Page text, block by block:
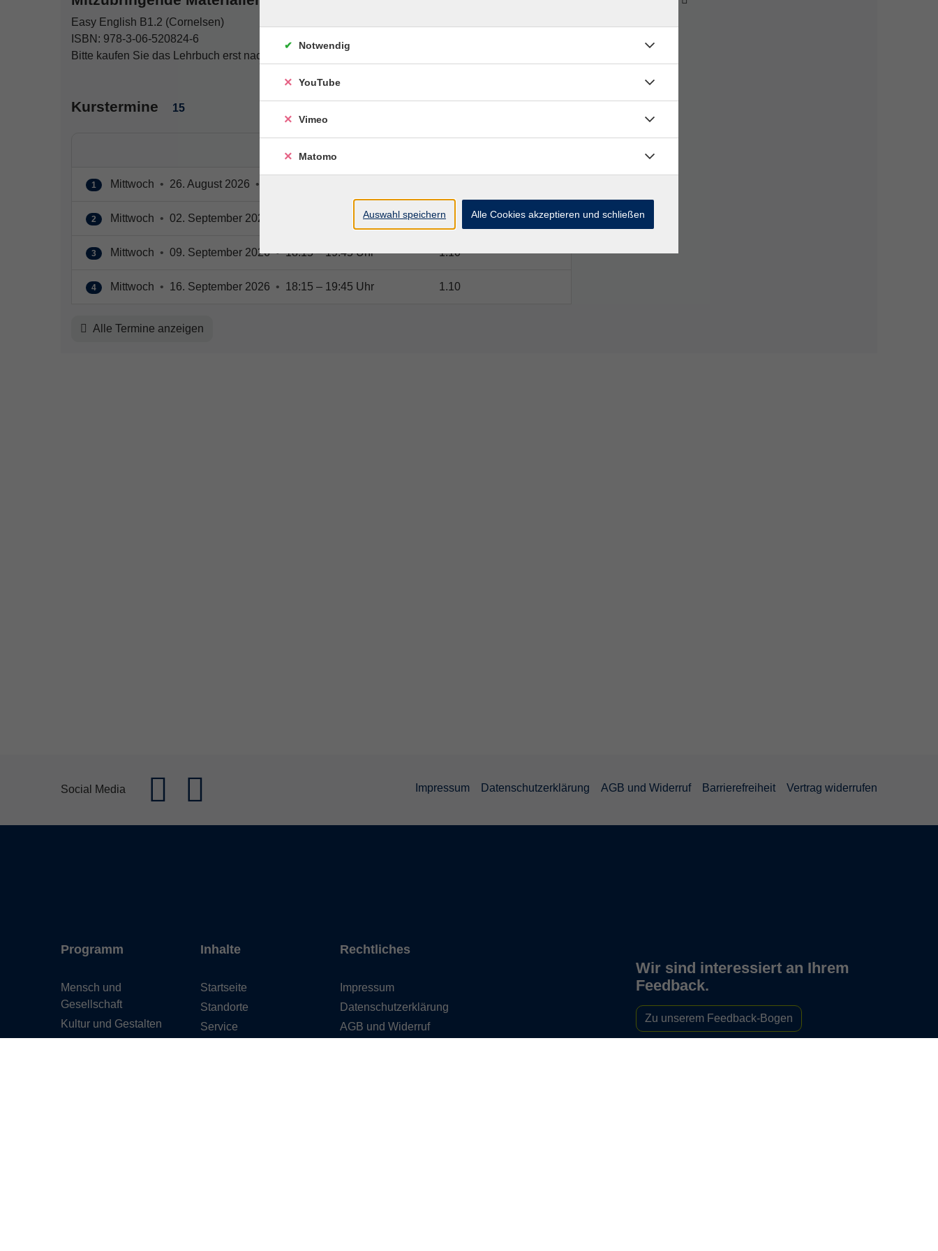
Easy English B1.2 (Cornelsen)
ISBN: 978-3-06-520824-6
Bitte kaufen Sie das Lehrbuch erst nach der ersten Veranstaltung!
Kurstermine 15
1 Mittwoch • 26. August 2026 •
2 Mittwoch • 02. September 2026 18:15 – 19:45 Uhr 1.10
3 Mittwoch • 09. September 2026 • 18:15 – 19:45 Uhr 1.10
4 Mittwoch • 16. September 2026 • 18:15 – 19:45 Uhr 1.10
Alle Termine anzeigen
Social Media Impressum Datenschutzerklärung AGB und Widerruf Barrierefreiheit Vertrag widerrufen
Programm
Mensch und
Gesellschaft
Kultur und Gestalten
Inhalte
Startseite
Standorte
Service
Rechtliches
Impressum
Datenschutzerklärung
AGB und Widerruf
Wir sind interessiert an Ihrem
Feedback.
Zu unserem Feedback-Bogen
Notwendig
YouTube
Vimeo
Matomo
Auswahl speichern Alle Cookies akzeptieren und schließen